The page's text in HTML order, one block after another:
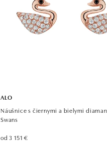
ALO
Náušnice s čiernymi a bielymi
Swans
od 3 151 €